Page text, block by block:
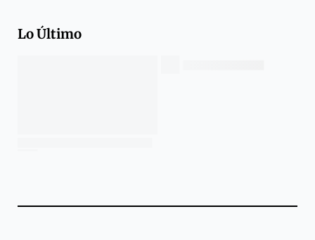
Lo Último